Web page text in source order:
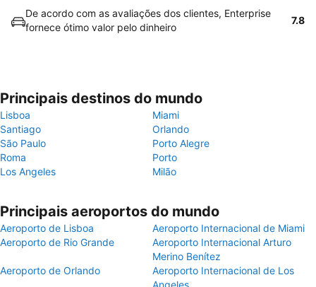
De acordo com as avaliações dos clientes, Enterprise
fornece ótimo valor pelo dinheiro
7.8
Principais destinos do mundo
Lisboa
Miami
Santiago
Orlando
São Paulo
Porto Alegre
Roma
Porto
Los Angeles
Milão
Principais aeroportos do mundo
Aeroporto de Lisboa
Aeroporto Internacional de Miami
Aeroporto de Rio Grande
Aeroporto Internacional Arturo
Merino Benítez
Aeroporto de Orlando
Aeroporto Internacional de Los
Angeles